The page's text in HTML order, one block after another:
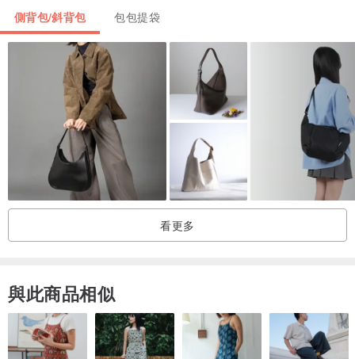
側背包/斜背包 包包提袋
看更多
與此商品相似